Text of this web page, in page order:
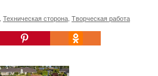
Техническая сторона Творческая работа